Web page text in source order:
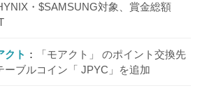
・$SAMSUNG対象、賞金総額
クト
「モアクト」 のポイント交換先
ーブルコイン「 JPYC」を追加